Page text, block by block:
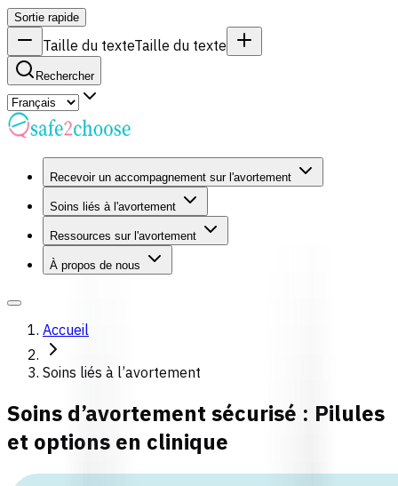
Sortie rapide
Taille du texteTaille du texte
Rechercher
Recevoir un accompagnement sur l'avortement
Soins liés à l'avortement
Ressources sur l'avortement
À propos de nous
Accueil
Soins liés à l’avortement
Soins d’avortement sécurisé : Pilules
et options en clinique